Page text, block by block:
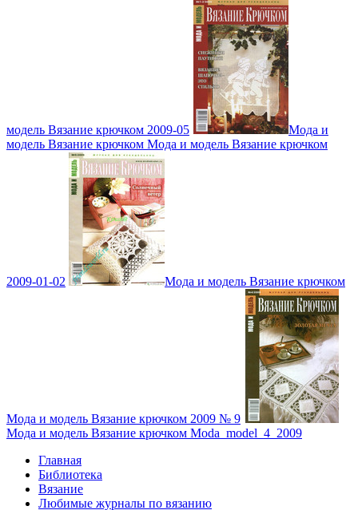
модель Вязание крючком 2009-05
Мода и
модель Вязание крючком Мода и модель Вязание крючком
2009-01-02 Мода и модель Вязание крючком
Мода и модель Вязание крючком 2009 № 9
Мода и модель Вязание крючком Moda_model_4_2009
Главная
Библиотека
Вязание
Любимые журналы по вязанию